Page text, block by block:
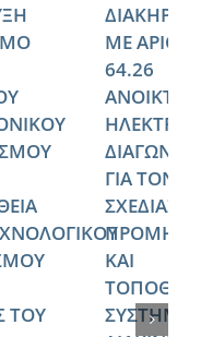
ΤΟΥ
ΜΕ
64.26
ΑΝΟΙΚΤΟΥ
ΓΙΑ ΤΟΝ
ΚΑΙ